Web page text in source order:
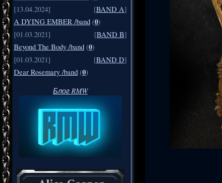
[13.04.2024]
[BAND A]
A DYING EMBER /band (0)
[01.03.2021]
[BAND B]
Beyond The Body /band (0)
[01.03.2021]
[BAND D]
Dear Rosemary /band (0)
Блог RMW